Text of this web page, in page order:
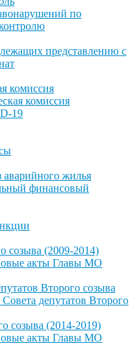
по
представлению с
комиссия
комиссия
19
аварийного жилья
финансовый
созыва (2009-2014)
акты Главы МО
Второго созыва
депутатов Второго
созыва (2014-2019)
акты Главы МО